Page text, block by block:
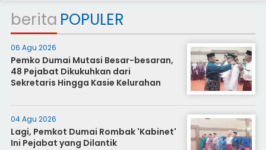
berita POPULER
06 Agu 2026
Pemko Dumai Mutasi Besar-besaran,
48 Pejabat Dikukuhkan dari
Sekretaris Hingga Kasie Kelurahan
04 Agu 2026
Lagi, Pemkot Dumai Rombak 'Kabinet'
Ini Pejabat yang Dilantik